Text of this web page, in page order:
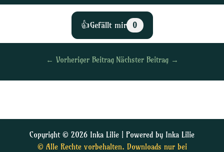
👍Gefällt mir 0
← Vorheriger Beitrag Nächster Beitrag →
Copyright © 2026 Inka Lilie | Powered by Inka Lilie
© Alle Rechte vorbehalten. Downloads nur bei